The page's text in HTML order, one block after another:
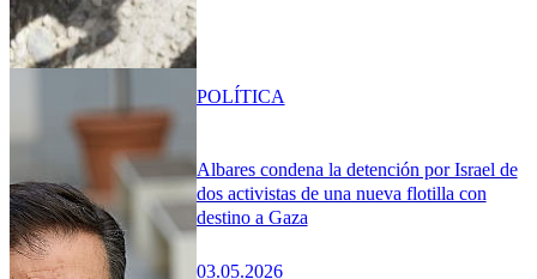
Albares condena la detención por Israel de
dos activistas de una nueva flotilla con
destino a Gaza
03.05.2026
POLÍTICA